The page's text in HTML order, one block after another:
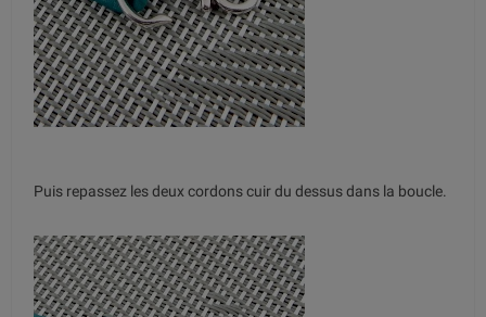
Puis repassez les deux cordons cuir du dessus dans la boucle.